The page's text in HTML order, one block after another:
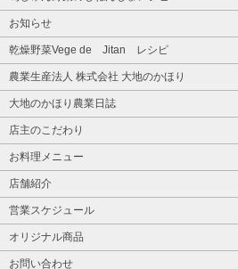
お知らせ
乾燥野菜Vege de Jitan レシピ
農業生産法人 株式会社 大地のかほり
大地のかほり農業日誌
店主のこだわり
お料理メニュー
店舗紹介
営業スケジュール
オリジナル商品
お問い合わせ